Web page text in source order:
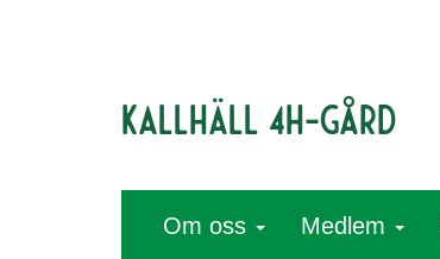
Kallhäll 4H-gård
Om oss Medlem